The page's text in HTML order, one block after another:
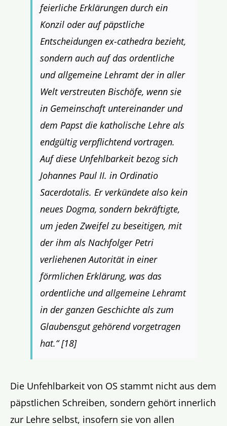
feierliche Erklärungen durch ein
Konzil oder auf päpstliche
Entscheidungen ex-cathedra bezieht,
sondern auch auf das ordentliche
und allgemeine Lehramt der in aller
Welt verstreuten Bischöfe, wenn sie
in Gemeinschaft untereinander und
dem Papst die katholische Lehre als
endgültig verpflichtend vortragen.
Auf diese Unfehlbarkeit bezog sich
Johannes Paul II. in Ordinatio
Sacerdotalis. Er verkündete also kein
neues Dogma, sondern bekräftigte,
um jeden Zweifel zu beseitigen, mit
der ihm als Nachfolger Petri
verliehenen Autorität in einer
förmlichen Erklärung, was das
ordentliche und allgemeine Lehramt
in der ganzen Geschichte als zum
Glaubensgut gehörend vorgetragen
hat.“ [18]
Die Unfehlbarkeit von OS stammt nicht aus dem
päpstlichen Schreiben, sondern gehört innerlich
zur Lehre selbst, insofern sie von allen